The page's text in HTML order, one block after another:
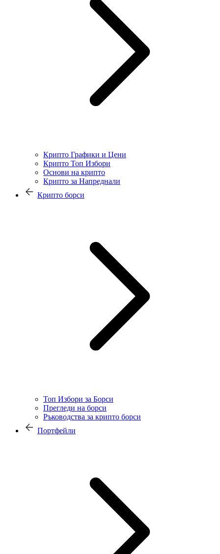
Крипто Графики и Цени
Крипто Топ Избори
Основи на крипто
Крипто за Напреднали
Крипто борси
Топ Избори за Борси
Прегледи на борси
Ръководства за крипто борси
Портфейли